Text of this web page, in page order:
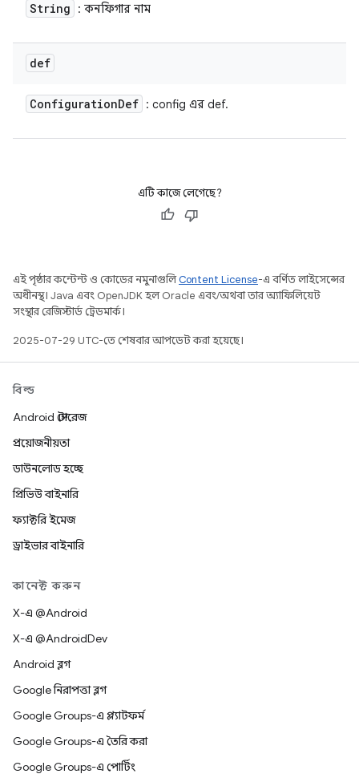
String : কনফিগার নাম
def
ConfigurationDef : config এর def.
এটি কাজে লেগেছে?
এই পৃষ্ঠার কন্টেন্ট ও কোডের নমুনাগুলিContent License-এ বর্ণিত লাইসেন্সের
অধীনস্থ। Java এবং OpenJDK হল Oracle এবং/অথবা তার অ্যাফিলিয়েট
সংস্থার রেজিস্টার্ড ট্রেডমার্ক।
2025-07-29 UTC-তে শেষবার আপডেট করা হয়েছে।
বিল্ড
Android স্টোরেজ
প্রয়োজনীয়তা
ডাউনলোড হচ্ছে
প্রিভিউ বাইনারি
ফ্যাক্টরি ইমেজ
ড্রাইভার বাইনারি
কানেক্ট করুন
X-এ @Android
X-এ @AndroidDev
Android ব্লগ
Google নিরাপত্তা ব্লগ
Google Groups-এ প্ল্যাটফর্ম
Google Groups-এ তৈরি করা
Google Groups-এ পোর্টিং